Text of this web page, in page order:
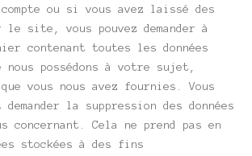
ou si vous avez laissé des
le site, vous pouvez demander à
contenant toutes les données
nous possédons à votre sujet,
vous nous avez fournies. Vous
demander la suppression des données
concernant. Cela ne prend pas en
stockées à des fins